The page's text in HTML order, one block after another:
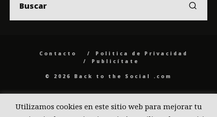
Contacto
Politica de Privacidad
Publicítate
© 2026 Back to the Social .com
Utilizamos cookies en este sitio web para mejorar tu